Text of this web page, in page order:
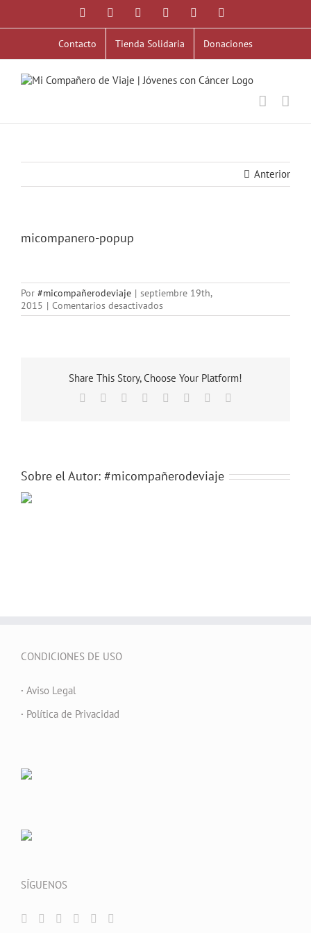
contenido
Facebook YouTubeInstagramCorreo
Contacto Tienda Solidaria Donaciones
Anterior
micompanero-popup
Por #micompañerodeviaje | septiembre 19th,
2015 | Comentarios desactivadosen
micompanero-
Share This Story, Choose Your Platform!
Facebook Reddit LinkedIn
TumblrPinterest
Sobre el Autor: #micompañerodeviaje
CONDICIONES DE USO
· Aviso Legal
· Política de Privacidad
SÍGUENOS